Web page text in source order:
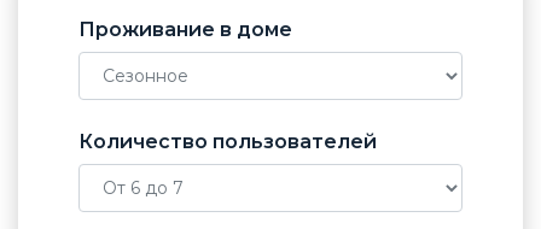
Проживание в доме
Количество пользователей